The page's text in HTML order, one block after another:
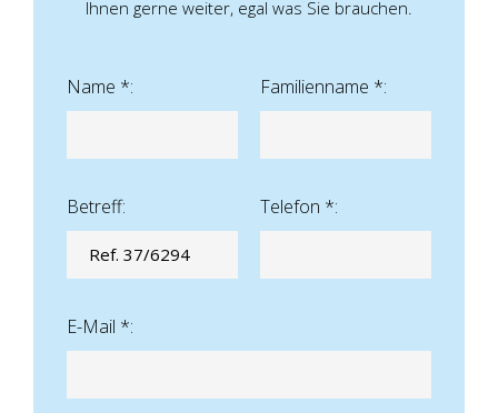
Ihnen gerne weiter, egal was Sie brauchen.
Name *: Familienname *:
Betreff: Telefon *:
E-Mail *: